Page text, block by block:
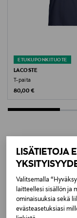
LISÄTIETOJA
Valitsemalla
laitteellesi sisällön ja
ominaisuuksia sekä
evästeasetuksiasi
2610000085
NN07 A/S
Valmistajan osoite
Galionsvej 35,
ETUKUPONKITUOTE
LACOSTE
T-paita
Original Price
80,00 €
LISÄÄ